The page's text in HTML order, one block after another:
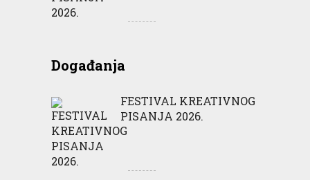
Događanja
FESTIVAL KREATIVNOG
PISANJA 2026.